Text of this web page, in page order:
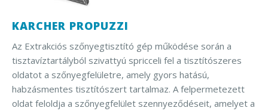
KARCHER PROPUZZI
Az Extrakciós szőnyegtisztító gép működése során a
tisztavíztartályból szivattyú spricceli fel a tisztítószeres
oldatot a szőnyegfelületre, amely gyors hatású,
habzásmentes tisztítószert tartalmaz. A felpermetezett
oldat feloldja a szőnyegfelület szennyeződéseit, amelyet a